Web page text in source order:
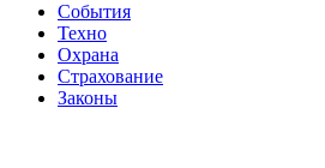
События
Техно
Охрана
Страхование
Законы